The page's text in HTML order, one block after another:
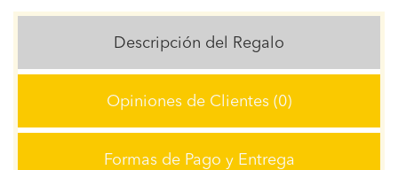
Descripción del Regalo
Opiniones de Clientes (0)
Formas de Pago y Entrega